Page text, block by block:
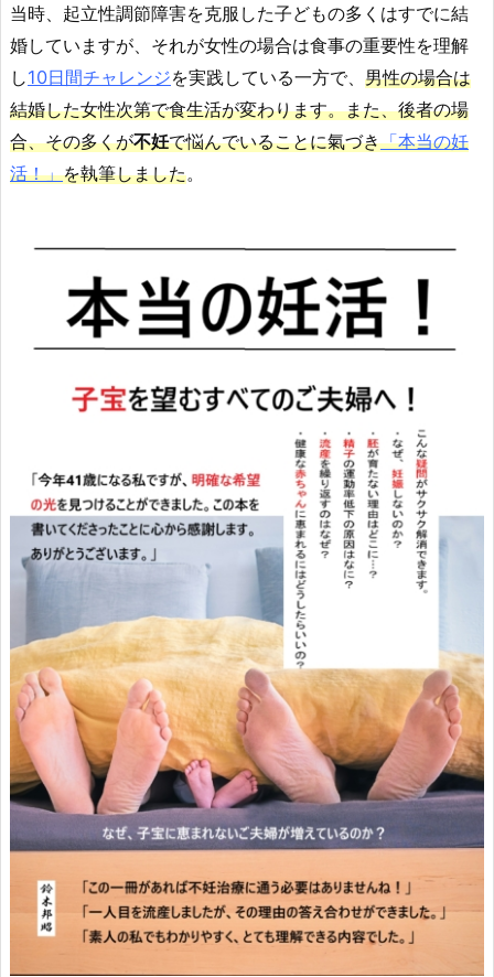
当時、起立性調節障害を克服した子どもの多くはすでに結
婚していますが、それが女性の場合は食事の重要性を理解
し10日間チャレンジを実践している一方で、 男性の場合は
結婚した女性次第で食生活が変わります。また、後者の場
合、その多くが不妊で悩んでいることに氣づき「本当の妊
活！」を執筆しました。